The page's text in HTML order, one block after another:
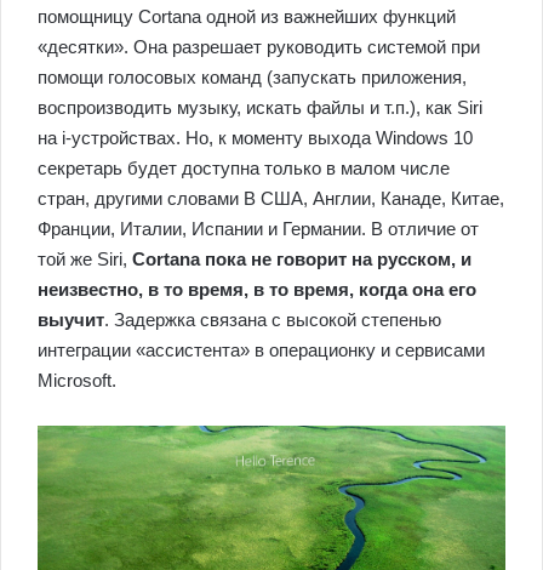
помощницу Cortana одной из важнейших функций
«десятки». Она разрешает руководить системой при
помощи голосовых команд (запускать приложения,
воспроизводить музыку, искать файлы и т.п.), как Siri
на i-устройствах. Но, к моменту выхода Windows 10
секретарь будет доступна только в малом числе
стран, другими словами В США, Англии, Канаде, Китае,
Франции, Италии, Испании и Германии. В отличие от
той же Siri, Cortana пока не говорит на русском, и
неизвестно, в то время, в то время, когда она его
выучит. Задержка связана с высокой степенью
интеграции «ассистента» в операционку и сервисами
Microsoft.